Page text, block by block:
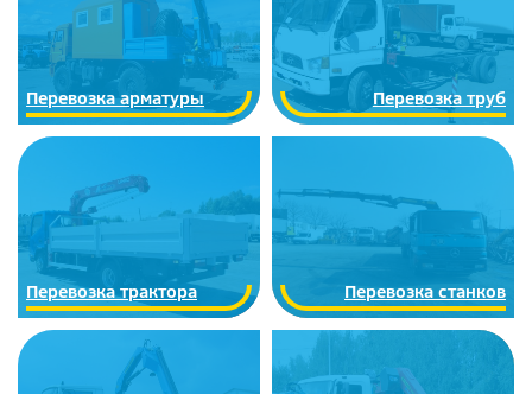
Перевозка арматуры Перевозка труб
Перевозка трактора Перевозка станков